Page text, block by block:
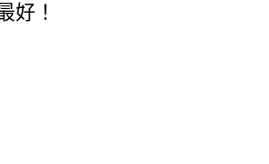
好！